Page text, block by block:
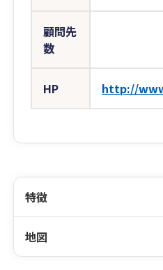
顧問先
数
HP http://
特徴
地図